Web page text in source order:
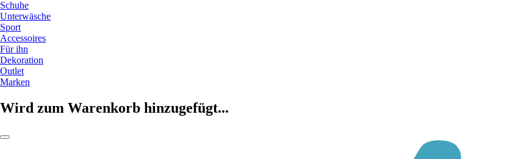
Schuhe
Unterwäsche
Sport
Accessoires
Für ihn
Dekoration
Outlet
Marken
Wird zum Warenkorb hinzugefügt...